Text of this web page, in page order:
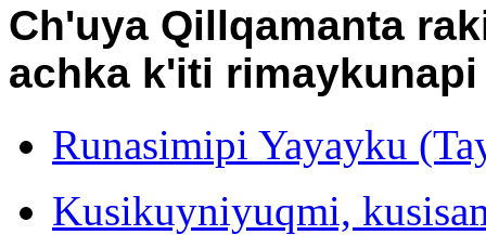
Ch'uya Qillqamanta
achka k'iti rimaykunapi
Runasimipi Yayayku
Kusikuyniyuqmi,